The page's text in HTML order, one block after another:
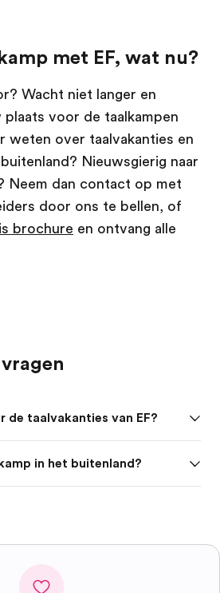
met EF, wat nu?
Wacht niet langer en
voor de taalkampen
weten over taalvakanties en
Nieuwsgierig naar
Neem dan contact op met
door ons te bellen, of
brochure en ontvang alle
de taalvakanties van EF?
in het buitenland?